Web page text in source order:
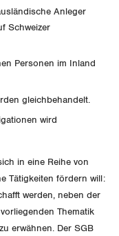
Anleger
Schweizer
Personen im Inland
gleichbehandelt.
wird
in eine Reihe von
Tätigkeiten fördern will:
werden, neben der
Thematik
erwähnen. Der SGB